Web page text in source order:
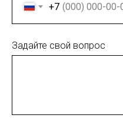
+7
Задайте свой вопрос